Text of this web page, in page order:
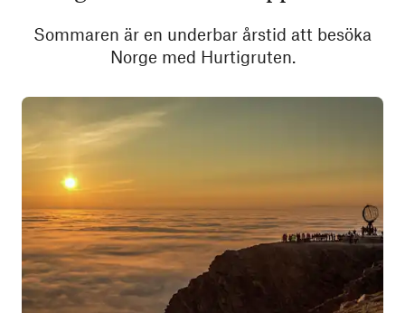
Sommaren är en underbar årstid att besöka
Norge med Hurtigruten.